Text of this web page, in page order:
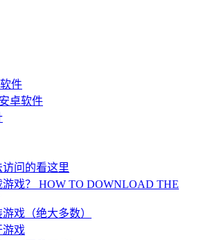
件
卓软件
访问的看这里
戏？ HOW TO DOWNLOAD THE
戏（绝大多数）
游戏